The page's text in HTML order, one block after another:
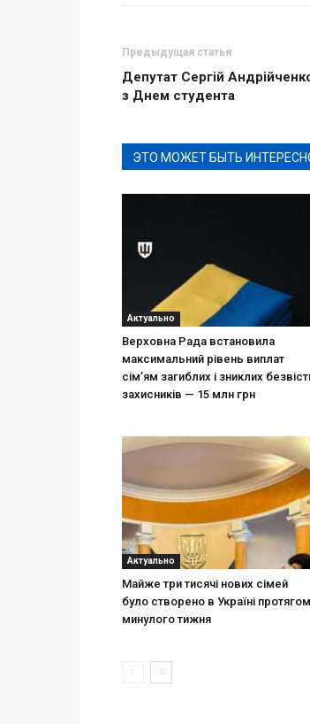
Предыдущая статья
Депутат Сергій
з Днем студента
ЭТО МОЖЕТ БЫТЬ
Актуально
Верховна Рада встановила
максимальний рівень виплат
сім’ям загиблих і зниклих
захисників — 15 млн грн
Актуально
Майже три тисячі нових сімей
було створено в Україні протягом
минулого тижня